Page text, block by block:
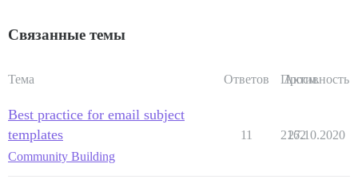
Связанные темы
Тема Ответов Просм.
Активность
Best practice for email subject
templates
Community Building
11 2162
27.10.2020